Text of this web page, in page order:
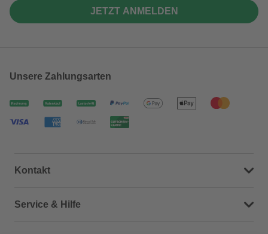
JETZT ANMELDEN
Unsere Zahlungsarten
Kontakt
Dein Kontakt zu uns
Service & Hilfe